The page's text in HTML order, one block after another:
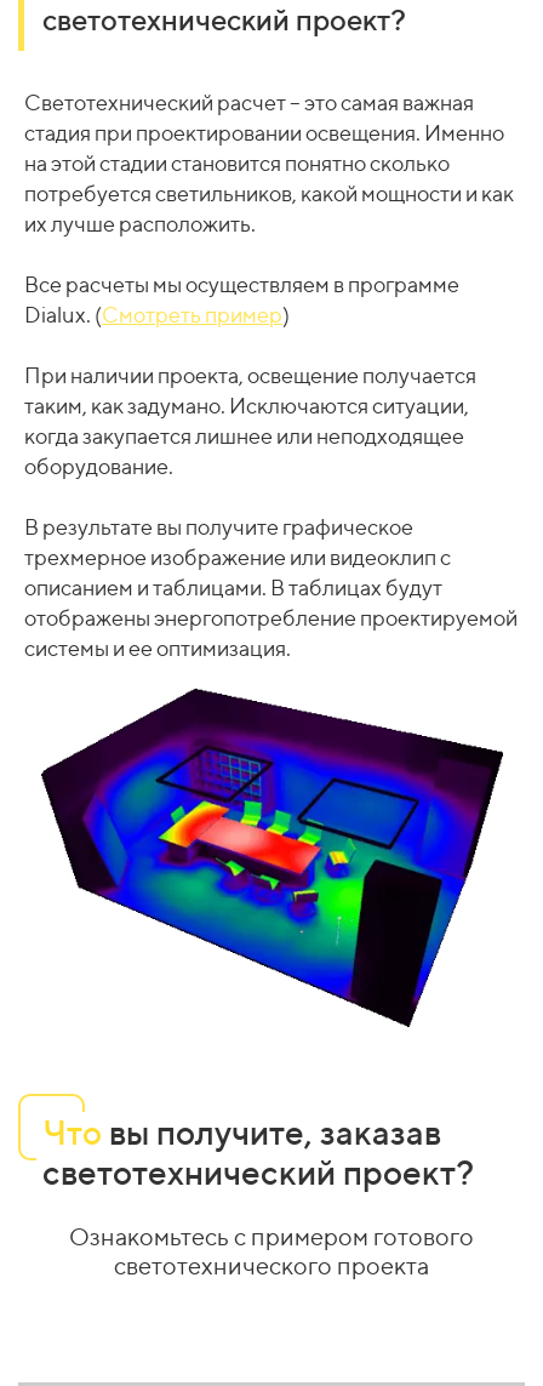
светотехнический проект?
Светотехнический расчет – это самая важная
стадия при проектировании освещения. Именно
на этой стадии становится понятно сколько
потребуется светильников, какой мощности и как
их лучше расположить.
Все расчеты мы осуществляем в программе
Dialux. (Смотреть пример)
При наличии проекта, освещение получается
таким, как задумано. Исключаются ситуации,
когда закупается лишнее или неподходящее
оборудование.
В результате вы получите графическое
трехмерное изображение или видеоклип с
описанием и таблицами. В таблицах будут
отображены энергопотребление проектируемой
системы и ее оптимизация.
Что вы получите, заказав
светотехнический проект?
Ознакомьтесь с примером готового
светотехнического проекта